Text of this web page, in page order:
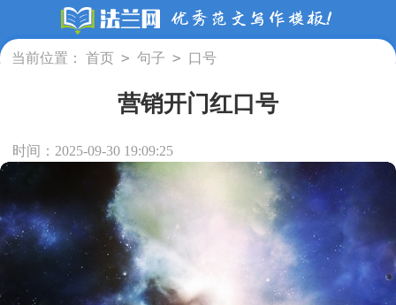
当前位置： 首页 > 句子 > 口号
营销开门红口号
时间：2025-09-30 19:09:25